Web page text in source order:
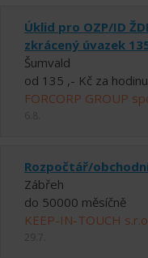
Úklid pro OZP/ID
zkrácený úvazek
Šumvald
od 135 ,- Kč za hodinu
FORCORP GROUP
Rozpočtář/
Zábřeh
do 50000 měsíčně
KEEP-IN-TOUCH